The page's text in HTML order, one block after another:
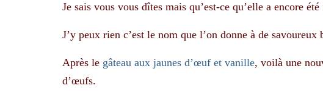
Je sais vous vous dîtes mais qu’est-ce qu’elle a encore
J’y peux rien c’est le nom que l’on donne à de savoureux
Après le gâteau aux jaunes d’œuf et vanille, voilà une
d’œufs.